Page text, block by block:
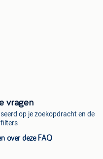
vragen
op je zoekopdracht en de
over deze FAQ